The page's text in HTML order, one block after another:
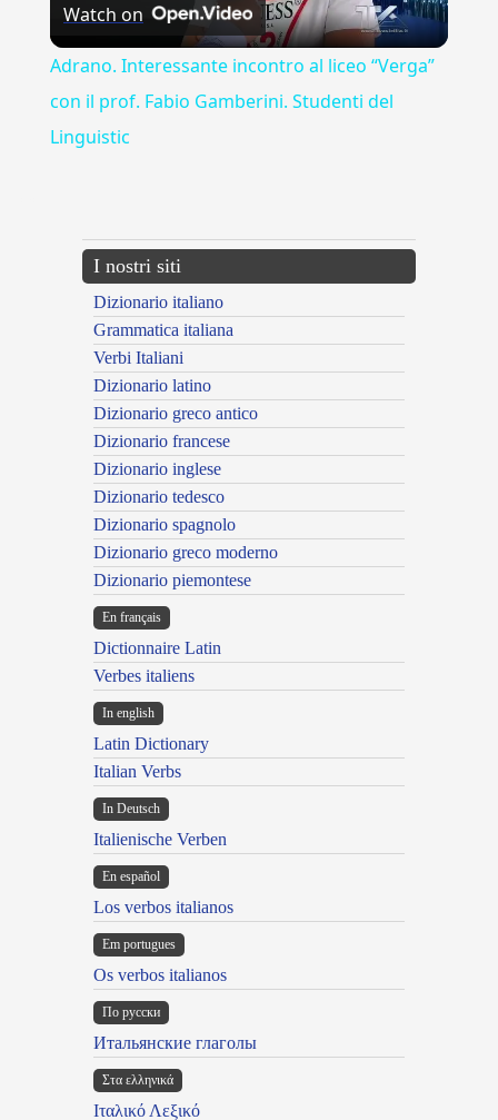
Video
Watch on
Adrano. Interessante incontro al liceo “Verga”
con il prof. Fabio Gamberini. Studenti del
Linguistic
I nostri siti
Dizionario italiano
Grammatica italiana
Verbi Italiani
Dizionario latino
Dizionario greco antico
Dizionario francese
Dizionario inglese
Dizionario tedesco
Dizionario spagnolo
Dizionario greco moderno
Dizionario piemontese
En français
Dictionnaire Latin
Verbes italiens
In english
Latin Dictionary
Italian Verbs
In Deutsch
Italienische Verben
En español
Los verbos italianos
Em portugues
Os verbos italianos
По русски
Итальянские глаголы
Στα ελληνικά
Ιταλικό Λεξικό